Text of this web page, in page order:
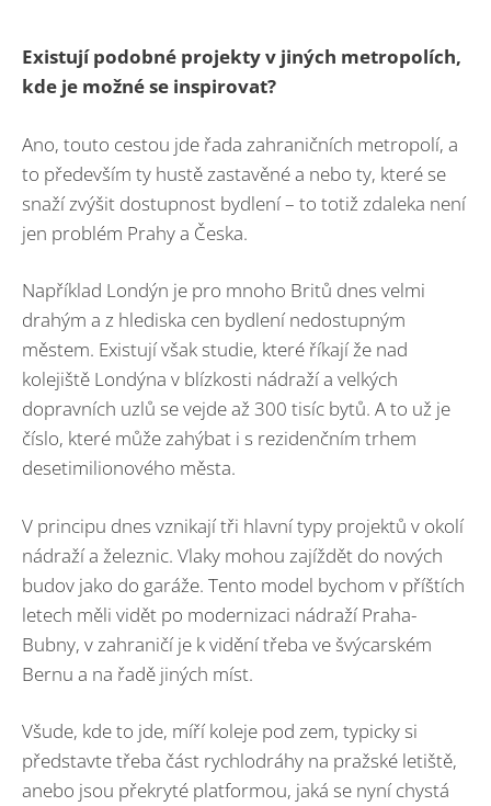
Existují podobné projekty v jiných metropolích,
kde je možné se inspirovat?
Ano, touto cestou jde řada zahraničních metropolí, a
to především ty hustě zastavěné a nebo ty, které se
snaží zvýšit dostupnost bydlení – to totiž zdaleka není
jen problém Prahy a Česka.
Například Londýn je pro mnoho Britů dnes velmi
drahým a z hlediska cen bydlení nedostupným
městem. Existují však studie, které říkají že nad
kolejiště Londýna v blízkosti nádraží a velkých
dopravních uzlů se vejde až 300 tisíc bytů. A to už je
číslo, které může zahýbat i s rezidenčním trhem
desetimilionového města.
V principu dnes vznikají tři hlavní typy projektů v okolí
nádraží a železnic. Vlaky mohou zajíždět do nových
budov jako do garáže. Tento model bychom v příštích
letech měli vidět po modernizaci nádraží Praha-
Bubny, v zahraničí je k vidění třeba ve švýcarském
Bernu a na řadě jiných míst.
Všude, kde to jde, míří koleje pod zem, typicky si
představte třeba část rychlodráhy na pražské letiště,
anebo jsou překryté platformou, jaká se nyní chystá